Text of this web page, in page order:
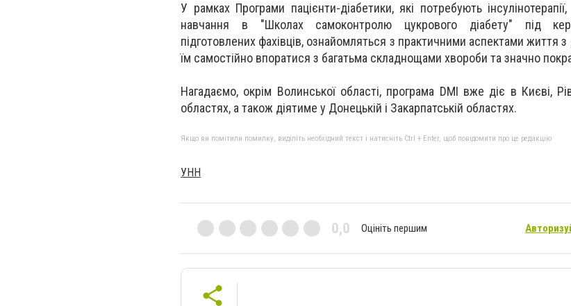
У рамках Програми пацієнти-діабетики, які потребують
навчання в "Школах самоконтролю цукрового діабету" під
підготовлених фахівців, ознайомляться з практичними аспектами життя
їм самостійно впоратися з багатьма складнощами хвороби та значно
Нагадаємо, окрім Волинської області, програма DMI вже діє в Києві,
областях, а також діятиме у Донецькій і Закарпатській областях.
Якщо ви помітили помилку, виділіть необхідний текст і натисніть Ctrl + Enter, щоб повідомити про це редакцію
УНН
0,0 Оцініть першим